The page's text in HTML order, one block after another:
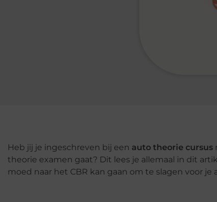
Heb jij je ingeschreven bij een auto theorie cursus
theorie examen gaat? Dit lees je allemaal in dit
moed naar het CBR kan gaan om te slagen voor je